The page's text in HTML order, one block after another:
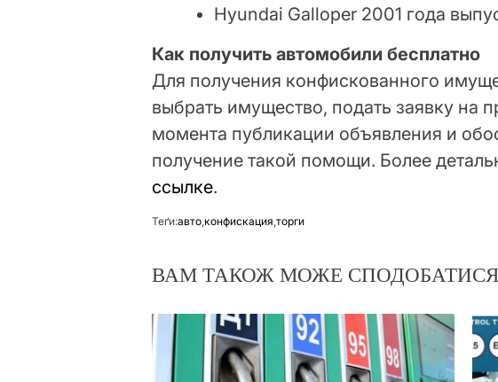
Hyundai Galloper 2001 года
Как получить автомобили бесплатно
Для получения конфискованного
выбрать имущество, подать заявку на
момента публикации объявления и
получение такой помощи. Более
ссылке.
Теґи:авто,конфискация,торги
ВАМ ТАКОЖ МОЖЕ